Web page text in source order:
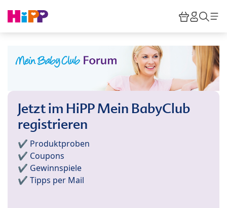
HiPP
Jetzt im HiPP Mein BabyClub
registrieren
✔️ Produktproben
✔️ Coupons
✔️ Gewinnspiele
✔️ Tipps per Mail